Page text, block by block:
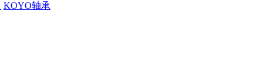
KOYO轴承